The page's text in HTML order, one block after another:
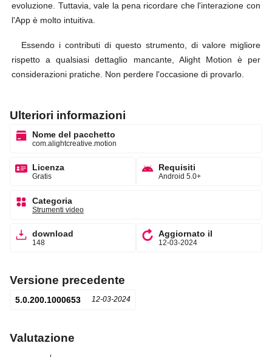
evoluzione. Tuttavia, vale la pena ricordare che l'interazione con
l'App è molto intuitiva.
Essendo i contributi di questo strumento, di valore migliore
rispetto a qualsiasi dettaglio mancante, Alight Motion è per
considerazioni pratiche. Non perdere l'occasione di provarlo.
Ulteriori informazioni
Nome del pacchetto
com.alightcreative.motion
Licenza
Gratis
Requisiti
Android 5.0+
Categoria
Strumenti video
download
148
Aggiornato il
12-03-2024
Versione precedente
5.0.200.1000653 12-03-2024
Valutazione